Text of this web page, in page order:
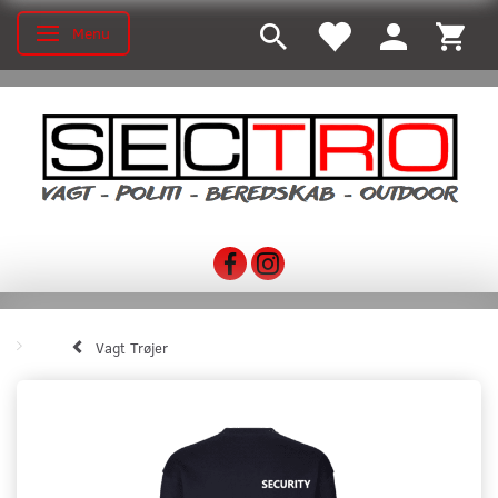
Skifte navigation
Menu
Vagt Trøjer